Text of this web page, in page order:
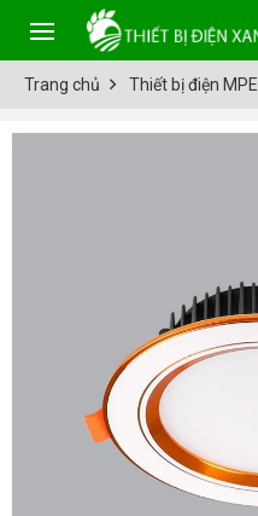
Trang chủ Thiết bị điện MPE